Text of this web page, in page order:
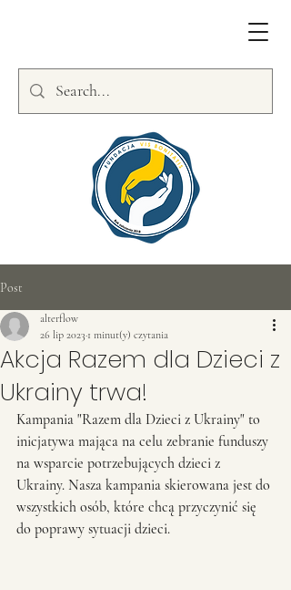
Post
Akcja Razem dla Dzieci z
Ukrainy trwa!
alterflow
26 lip 2023 1 minut(y) czytania
Kampania "Razem dla Dzieci z Ukrainy" to
inicjatywa mająca na celu zebranie funduszy
na wsparcie potrzebujących dzieci z
Ukrainy. Nasza kampania skierowana jest do
wszystkich osób, które chcą przyczynić się
do poprawy sytuacji dzieci.